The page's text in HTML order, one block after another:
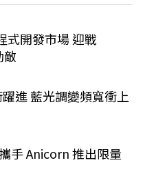
式開發市場 迎戰
進 藍光調變頻寬衝上
手 Anicorn 推出限量